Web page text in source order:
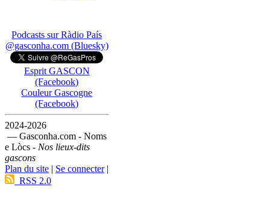
Podcasts sur Ràdio País
@gasconha.com (Bluesky)
Esprit GASCON
(Facebook)
Couleur Gascogne
(Facebook)
2024-2026
— Gasconha.com - Noms
e Lòcs - Nos lieux-dits
gascons
Plan du site | Se connecter|
RSS 2.0